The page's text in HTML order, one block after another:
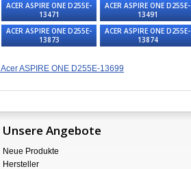
ACER ASPIRE ONE D255E-
13471
ACER ASPIRE ONE D255E-
13491
ACER ASPIRE ONE D255E-
13873
ACER ASPIRE ONE D255E-
13874
Acer ASPIRE ONE D255E-13699
Unsere Angebote
Neue Produkte
Hersteller